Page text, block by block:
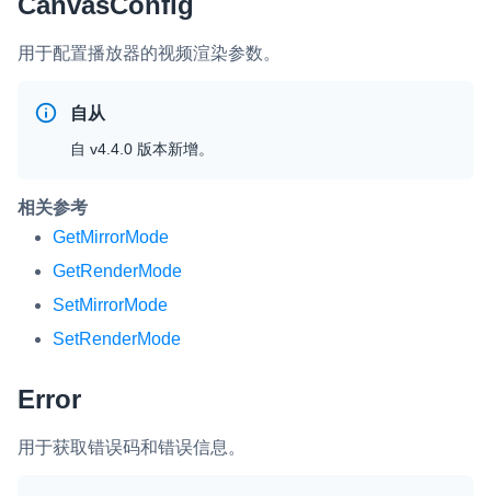
快速实现多人实时互动白板协作
微呼叫 NEW
Status Page
集中展示声网主要产品及服务的综合服务质量及可用性信息
内容审核
对实时音频和视频画面进行风险识别，并联动回调和业务处置流
云市场
一站式实时互动模块的选型、购买、账号打通
用于配置播放器的视频渲染参数。
自从
自 v4.4.0 版本新增。
相关参考
GetMirrorMode
GetRenderMode
SetMirrorMode
SetRenderMode
Error
用于获取错误码和错误信息。